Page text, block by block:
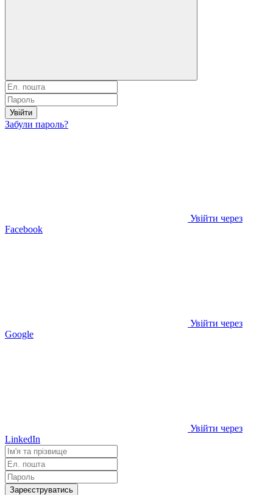
Увійти
Забули пароль?
Увійти через
Facebook
Увійти через
Google
Увійти через
LinkedIn
Зареєструватись